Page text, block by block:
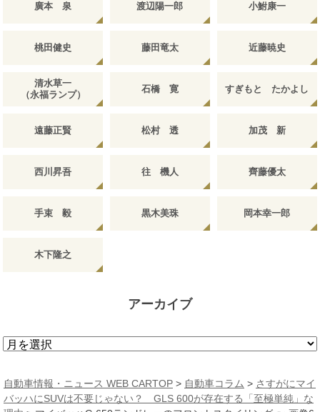
廣本 泉 渡辺陽一郎 小鮒康一
桃田健史 藤田竜太 近藤暁史
清水草一
（永福ランプ）
石橋 寛 すぎもと たかよし
遠藤正賢 松村 透 加茂 新
西川昇吾 往 機人 齊藤優太
手束 毅 黒木美珠 岡本幸一郎
木下隆之
アーカイブ
ア
カ
イ
自動車情報・ニュース WEB CARTOP > 自動車コラム > さすがにマイ
バッハにSUVは不要じゃない？ GLS 600が存在する「至極単純」な